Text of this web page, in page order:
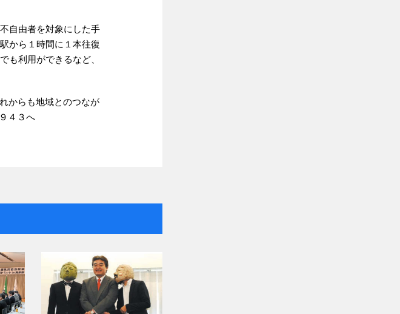
自由者を対象にした手
から１時間に１本往復
も利用ができるなど、
からも地域とのつなが
４３へ